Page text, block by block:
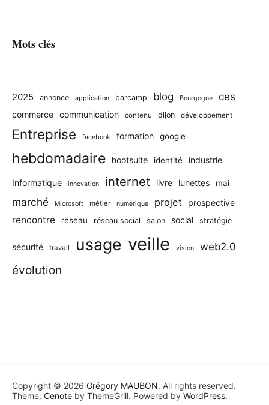
Mots clés
2025 annonce application barcamp blog Bourgogne ces
commerce communication contenu dijon développement
Entreprise facebook formation google
hebdomadaire hootsuite identité industrie
Informatique innovation internet livre lunettes mai
marché Microsoft métier numérique projet prospective
rencontre réseau réseau social salon social stratégie
sécurité travail usage veille vision web2.0
évolution
Copyright © 2026 Grégory MAUBON. All rights reserved.
Theme: Cenote by ThemeGrill. Powered by WordPress.